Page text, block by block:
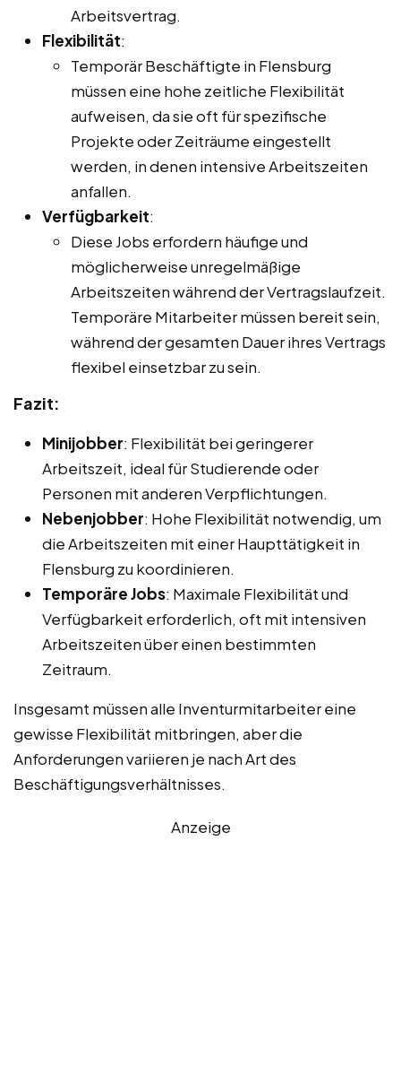
Arbeitsvertrag.
Flexibilität:
Temporär Beschäftigte in Flensburg
müssen eine hohe zeitliche Flexibilität
aufweisen, da sie oft für spezifische
Projekte oder Zeiträume eingestellt
werden, in denen intensive Arbeitszeiten
anfallen.
Verfügbarkeit:
Diese Jobs erfordern häufige und
möglicherweise unregelmäßige
Arbeitszeiten während der Vertragslaufzeit.
Temporäre Mitarbeiter müssen bereit sein,
während der gesamten Dauer ihres Vertrags
flexibel einsetzbar zu sein.
Fazit:
Minijobber: Flexibilität bei geringerer
Arbeitszeit, ideal für Studierende oder
Personen mit anderen Verpflichtungen.
Nebenjobber: Hohe Flexibilität notwendig, um
die Arbeitszeiten mit einer Haupttätigkeit in
Flensburg zu koordinieren.
Temporäre Jobs: Maximale Flexibilität und
Verfügbarkeit erforderlich, oft mit intensiven
Arbeitszeiten über einen bestimmten
Zeitraum.
Insgesamt müssen alle Inventurmitarbeiter eine
gewisse Flexibilität mitbringen, aber die
Anforderungen variieren je nach Art des
Beschäftigungsverhältnisses.
Anzeige